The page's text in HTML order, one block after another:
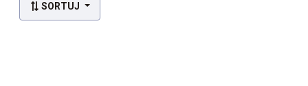
SORTUJ